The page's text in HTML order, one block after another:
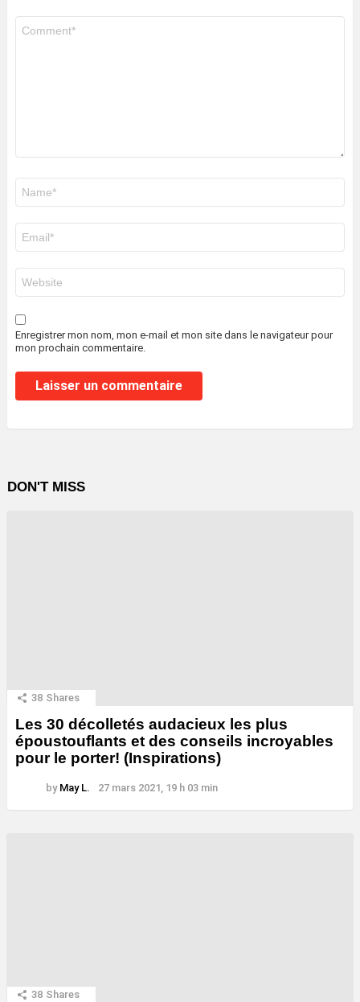
mail
*
web
Enregistrer mon nom, mon e-mail et mon site dans le navigateur pour
mon prochain commentaire.
DON'T MISS
38 Shares
Les 30 décolletés audacieux les plus
époustouflants et des conseils incroyables
pour le porter! (Inspirations)
by May L. 27 mars 2021, 19 h 03 min
38 Shares